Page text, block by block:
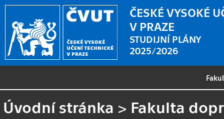
ČESKÉ VYSOKÉ
V PRAZE
STUDIJNÍ PLÁNY
2025/2026
Úvodní stránka > Fakulta